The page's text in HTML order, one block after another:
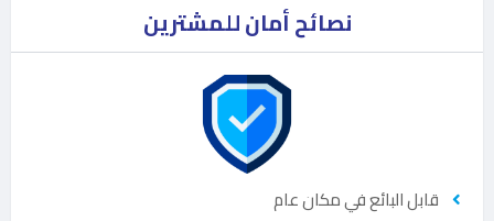
نصائح أمان للمشترين
قابل البائع في مكان عام